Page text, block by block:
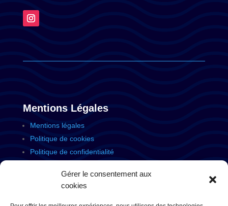
Gérer le consentement aux
cookies
Mentions Légales
Mentions légales
Politique de cookies
Politique de confidentialité